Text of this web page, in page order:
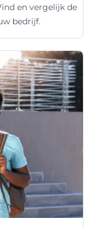
en vergelijk de
bedrijf.